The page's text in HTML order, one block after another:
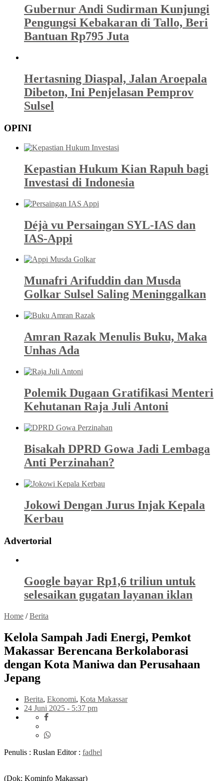
Gubernur Andi Sudirman Kunjungi
Pengungsi Kebakaran di Tallo, Beri
Bantuan Rp795 Juta
Hertasning Diaspal, Jalan Aroepala
Dibeton, Ini Penjelasan Pemprov
Sulsel
OPINI
Kepastian Hukum Kian Rapuh bagi
Investasi di Indonesia
Déjà vu Persaingan SYL-IAS dan
IAS-Appi
Munafri Arifuddin dan Musda
Golkar Sulsel Saling Meninggalkan
Amran Razak Menulis Buku, Maka
Unhas Ada
Polemik Dugaan Gratifikasi Menteri
Kehutanan Raja Juli Antoni
Bisakah DPRD Gowa Jadi Lembaga
Anti Perzinahan?
Jokowi Dengan Jurus Injak Kepala
Kerbau
Advertorial
Google bayar Rp1,6 triliun untuk
selesaikan gugatan layanan iklan
Home /Berita
Kelola Sampah Jadi Energi, Pemkot
Makassar Berencana Berkolaborasi
dengan Kota Maniwa dan Perusahaan
Jepang
Berita, Ekonomi, Kota Makassar
24 Juni 2025 - 5:37 pm
Penulis : Ruslan Editor : fadhel
(Dok: Kominfo Makassar)